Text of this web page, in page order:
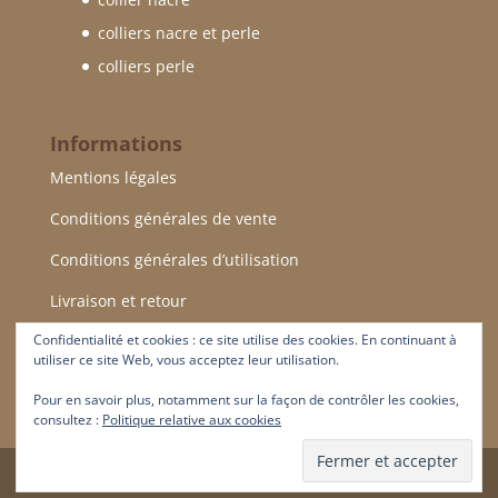
colliers nacre et perle
colliers perle
Informations
Mentions légales
Conditions générales de vente
Conditions générales d’utilisation
Livraison et retour
Conseils d’entretien
Confidentialité et cookies : ce site utilise des cookies. En continuant à
utiliser ce site Web, vous acceptez leur utilisation.
Pour en savoir plus, notamment sur la façon de contrôler les cookies,
consultez : Politique relative aux cookies